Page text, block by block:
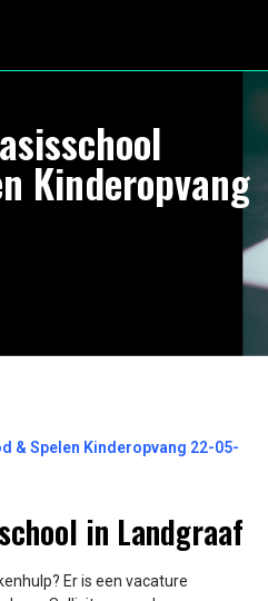
Kinderopvang
& Spelen Kinderopvang 22-05-
in Landgraaf
Er is een vacature